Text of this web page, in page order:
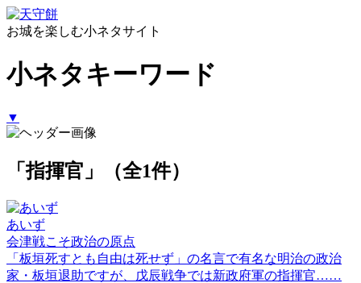
お城を楽しむ小ネタサイト
小ネタキーワード
▼
「指揮官」（全1件）
あいず
会津戦こそ政治の原点
「板垣死すとも自由は死せず」の名言で有名な明治の政治
家・板垣退助ですが、戊辰戦争では新政府軍の指揮官……